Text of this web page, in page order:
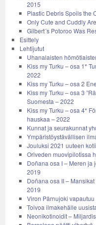
2015
Plastic Debris Spoils the
Only Cute and Cuddly
Gilbert´s Potoroo Was
Esittely
Lehtijutut
Uhanalaisten
Kiss my Turku – osa 1*
2022
Kiss my Turku – osa 2
Kiss my Turku – osa 3
Suomesta – 2022
Kiss my Turku – osa 4*
hauskaa – 2022
Kunnat ja seurakunnat
Ympäristöystävällisen
Jouluksi 2021 uuteen
Oriveden muovipilotissa
Doñana osa I – Meren ja
2019
Doñana osa II –
2019
Viron Pärnujoki
Toivoa ilmakehälle
Neonikotinoidit –